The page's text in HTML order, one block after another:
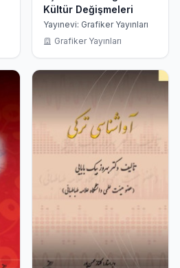
Kültür Değişmeleri
Yayınevi: Grafiker Yayınları
Grafiker Yayınları